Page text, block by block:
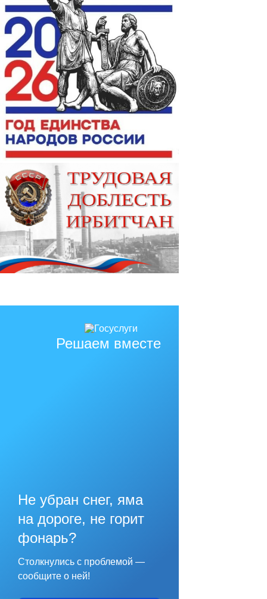
Решаем вместе
Не убран снег, яма
на дороге, не горит
фонарь?
Столкнулись с проблемой —
сообщите о ней!